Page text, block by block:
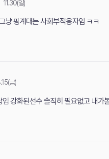
11.30(일)
냥 핑계대는 사회부적응자임 ㅋㅋ
금)
강화된선수 솔직히 필요없고 내